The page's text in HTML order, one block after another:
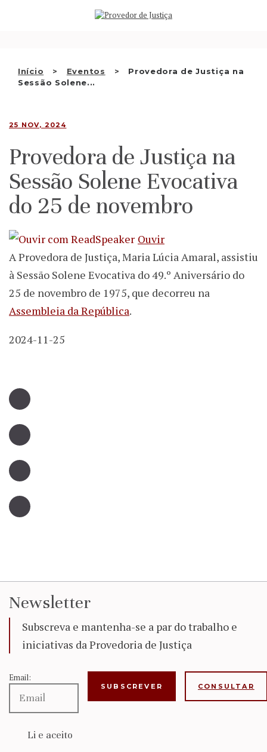
Início Eventos
Provedora de Justiça na
Sessão Solene...
QUEM SOMOS
RECOMENDAÇÕES E OUTRAS
DECISÕES
PT
25 NOV, 2024
Provedora de Justiça na
Sessão Solene Evocativa
do 25 de novembro
Ouvir
A Provedora de Justiça, Maria Lúcia Amaral, assistiu
à Sessão Solene Evocativa do 49.º Aniversário do
25 de novembro de 1975, que decorreu na
Assembleia da República.
2024-11-25
Newsletter
Subscreva e mantenha-se a par do trabalho e
iniciativas da Provedoria de Justiça
Email:
Li e aceito
CONSULTAR